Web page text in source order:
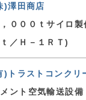
)澤田商店
，０００ｔサイロ
ｔ／Ｈ－１ＲＴ)
)トラストコンクリ
ント空気輸送設備